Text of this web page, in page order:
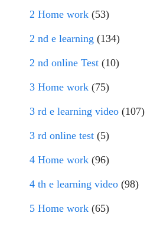
2 Home work (53)
2 nd e learning (134)
2 nd online Test (10)
3 Home work (75)
3 rd e learning video (107)
3 rd online test (5)
4 Home work (96)
4 th e learning video (98)
5 Home work (65)